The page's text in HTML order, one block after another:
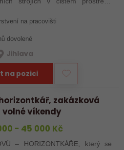
= ŘP sk.B .
na pracovišti
dovolené
Jihlava
na pozici
zakázková
víkendy
- 45 000 Kč
– HORIZONTKÁŘE, který se